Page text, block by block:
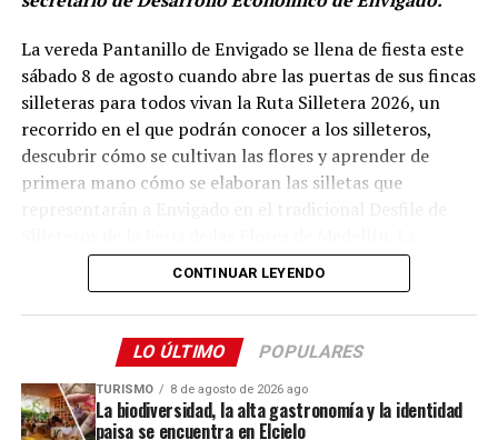
los recorridos y experiencias vinculados al patrimonio
Comparte el artículo:
La vereda Pantanillo de Envigado se llena de fiesta este
sábado 8 de agosto cuando abre las puertas de sus fincas
silleteras para todos vivan la Ruta Silletera 2026, un
recorrido en el que podrán conocer a los silleteros,
descubrir cómo se cultivan las flores y aprender de
primera mano cómo se elaboran las silletas que
jornada también ofrecerá gastronomía, música y otras
expresiones de la cultura campesina.
Desde el mediodía y hasta la medianoche, cinco fincas
silleteras de la vereda Pantanillo estarán abiertas al
público. Allí, los visitantes podrán recorrer los espacios
donde las familias campesinas cultivan sus flores,
CONTINUAR LEYENDO
LO ÚLTIMO POPULARES
TURISMO 8 de agosto de 2026 ago
La biodiversidad, la alta gastronomía y la identidad
paisa se encuentra en Elcielo